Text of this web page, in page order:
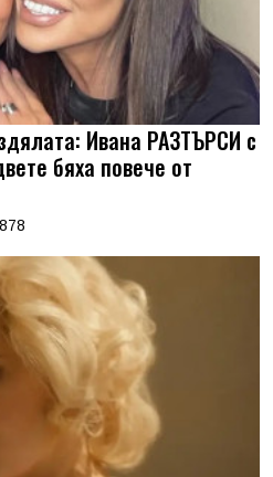
Ивана РАЗТЪРСИ с
бяха повече от